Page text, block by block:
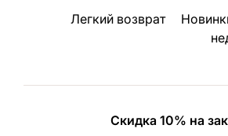
Легкий возврат
Скидка 10% на